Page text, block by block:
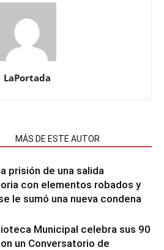
LaPortada
MÁS DE ESTE AUTOR
prisión de una salida
con elementos robados y
le sumó una nueva condena
Municipal celebra sus 90
un Conversatorio de